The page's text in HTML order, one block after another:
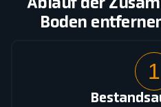
Ablauf der
Boden
1